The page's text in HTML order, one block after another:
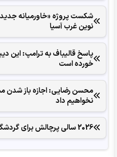
شکست پروژه «خاورمیانه
نوین غرب آسیا
پاسخ قالیباف به ترامپ: این
خورده است
محسن رضایی: اجازه باز شدن
نخواهیم داد
2026 سالی پرچالش برای گردشگری آسیا